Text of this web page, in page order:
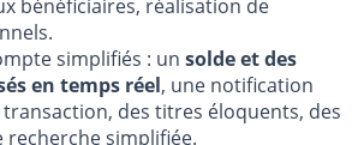
bénéficiaires, réalisation de
simplifiés : un solde et des
en temps réel, une notification
transaction, des titres éloquents, des
recherche simplifiée.